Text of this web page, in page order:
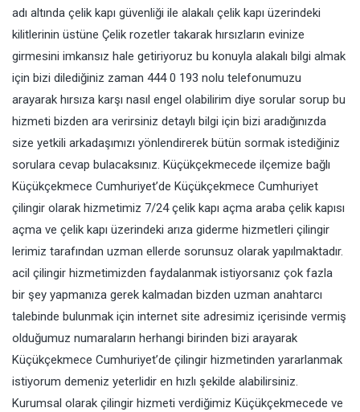
adı altında çelik kapı güvenliği ile alakalı çelik kapı üzerindeki
kilitlerinin üstüne Çelik rozetler takarak hırsızların evinize
girmesini imkansız hale getiriyoruz bu konuyla alakalı bilgi almak
için bizi dilediğiniz zaman 444 0 193 nolu telefonumuzu
arayarak hırsıza karşı nasıl engel olabilirim diye sorular sorup bu
hizmeti bizden ara verirsiniz detaylı bilgi için bizi aradığınızda
size yetkili arkadaşımızı yönlendirerek bütün sormak istediğiniz
sorulara cevap bulacaksınız. Küçükçekmecede ilçemize bağlı
Küçükçekmece Cumhuriyet’de Küçükçekmece Cumhuriyet
çilingir olarak hizmetimiz 7/24 çelik kapı açma araba çelik kapısı
açma ve çelik kapı üzerindeki arıza giderme hizmetleri çilingir
lerimiz tarafından uzman ellerde sorunsuz olarak yapılmaktadır.
acil çilingir hizmetimizden faydalanmak istiyorsanız çok fazla
bir şey yapmanıza gerek kalmadan bizden uzman anahtarcı
talebinde bulunmak için internet site adresimiz içerisinde vermiş
olduğumuz numaraların herhangi birinden bizi arayarak
Küçükçekmece Cumhuriyet’de çilingir hizmetinden yararlanmak
istiyorum demeniz yeterlidir en hızlı şekilde alabilirsiniz.
Kurumsal olarak çilingir hizmeti verdiğimiz Küçükçekmecede ve